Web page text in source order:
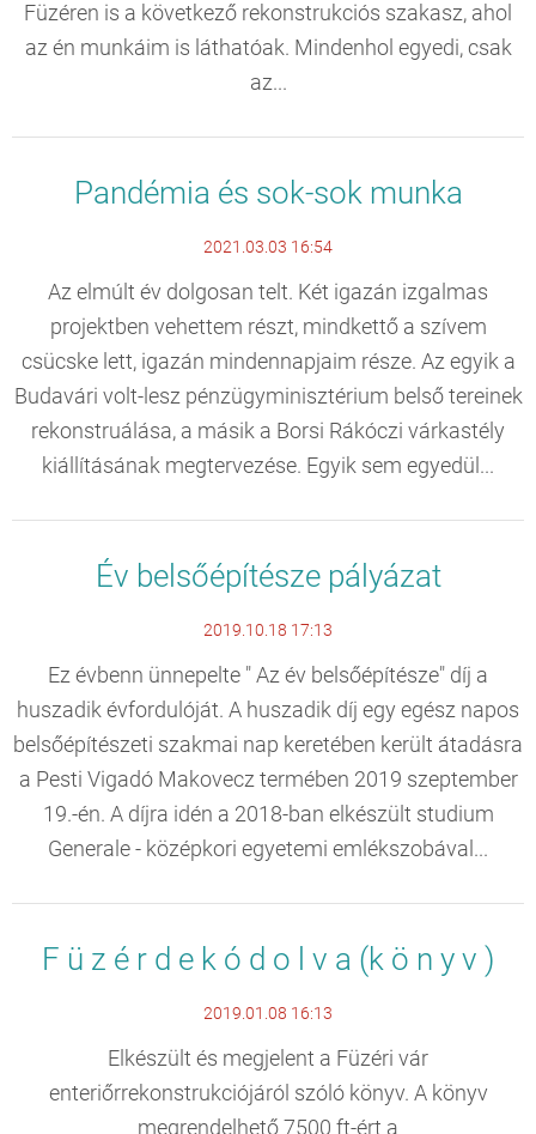
Füzéren is a következő rekonstrukciós szakasz, ahol
az én munkáim is láthatóak. Mindenhol egyedi, csak
az...
Pandémia és sok-sok munka
2021.03.03 16:54
Az elmúlt év dolgosan telt. Két igazán izgalmas
projektben vehettem részt, mindkettő a szívem
csücske lett, igazán mindennapjaim része. Az egyik a
Budavári volt-lesz pénzügyminisztérium belső tereinek
rekonstruálása, a másik a Borsi Rákóczi várkastély
kiállításának megtervezése. Egyik sem egyedül...
Év belsőépítésze pályázat
2019.10.18 17:13
Ez évbenn ünnepelte " Az év belsőépítésze" díj a
huszadik évfordulóját. A huszadik díj egy egész napos
belsőépítészeti szakmai nap keretében került átadásra
a Pesti Vigadó Makovecz termében 2019 szeptember
19.-én. A díjra idén a 2018-ban elkészült studium
Generale - középkori egyetemi emlékszobával...
F ü z é r d e k ó d o l v a (k ö n y v )
2019.01.08 16:13
Elkészült és megjelent a Füzéri vár
enteriőrrekonstrukciójáról szóló könyv. A könyv
megrendelhető 7500 ft-ért a